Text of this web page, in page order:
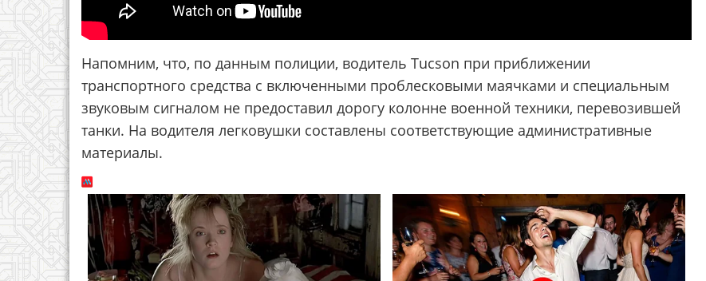
Напомним, что, по данным полиции, водитель Tucson при приближении
транспортного средства с включенными проблесковыми маячками и специальным
звуковым сигналом не предоставил дорогу колонне военной тeхники, перевозившей
танки. На водителя легковушки составлены соответствующие административные
материалы.